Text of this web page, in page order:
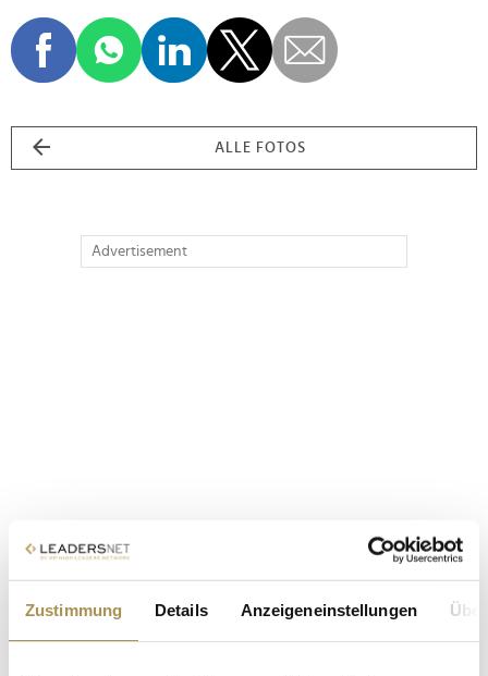
Zustimmung Details Anzeigeneinstellungen
ALLE FOTOS
Advertisement